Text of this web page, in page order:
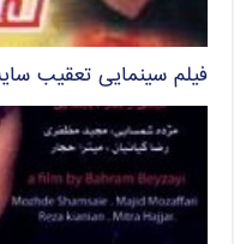
فیلم سینمایی تعقیب